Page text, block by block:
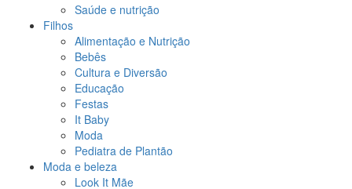
Saúde e nutrição
Filhos
Alimentação e Nutrição
Bebês
Cultura e Diversão
Educação
Festas
It Baby
Moda
Pediatra de Plantão
Moda e beleza
Look It Mãe